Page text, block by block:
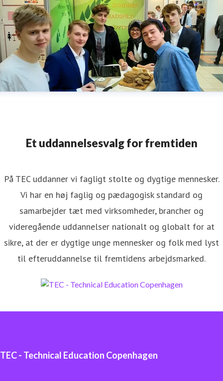
Et uddannelsesvalg for fremtiden
På TEC uddanner vi fagligt stolte og dygtige mennesker.
Vi har en høj faglig og pædagogisk standard og
samarbejder tæt med virksomheder, brancher og
videregående uddannelser nationalt og globalt for at
sikre, at der er dygtige unge mennesker og folk med lyst
til efteruddannelse til fremtidens arbejdsmarked.
TEC - Technical Education Copenhagen